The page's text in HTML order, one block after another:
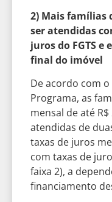
2) Mais famílias
ser atendidas
juros do FGTS
final do imóvel
De acordo com
Programa, as
mensal de até
atendidas de
taxas de juros
com taxas de
faixa 2), a
financiamento